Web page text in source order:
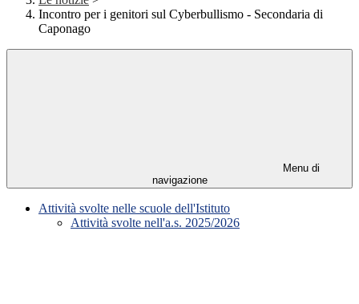
Incontro per i genitori sul Cyberbullismo - Secondaria di
Caponago
Menu di
navigazione
Attività svolte nelle scuole dell'Istituto
Attività svolte nell'a.s. 2025/2026